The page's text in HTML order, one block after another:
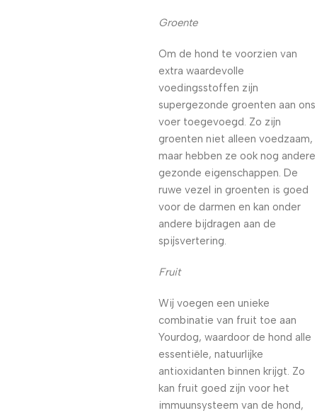
Groente
Om de hond te voorzien van
extra waardevolle
voedingsstoffen zijn
supergezonde groenten aan ons
voer toegevoegd. Zo zijn
groenten niet alleen voedzaam,
maar hebben ze ook nog andere
gezonde eigenschappen. De
ruwe vezel in groenten is goed
voor de darmen en kan onder
andere bijdragen aan de
spijsvertering.
Fruit
Wij voegen een unieke
combinatie van fruit toe aan
Yourdog, waardoor de hond alle
essentiële, natuurlijke
antioxidanten binnen krijgt. Zo
kan fruit goed zijn voor het
immuunsysteem van de hond,